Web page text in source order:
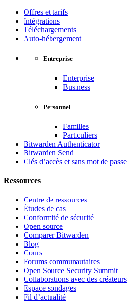
Offres et tarifs
Intégrations
Téléchargements
Auto-hébergement
Entreprise
Enterprise
Business
Personnel
Familles
Particuliers
Bitwarden Authenticator
Bitwarden Send
Clés d’accès et sans mot de passe
Ressources
Centre de ressources
Études de cas
Conformité de sécurité
Open source
Comparer Bitwarden
Blog
Cours
Forums communautaires
Open Source Security Summit
Collaborations avec des créateurs
Espace sondages
Fil d’actualité